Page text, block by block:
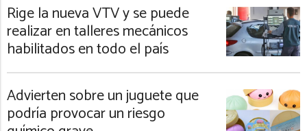
Rige la nueva VTV y se puede
realizar en talleres mecánicos
habilitados en todo el país
Advierten sobre un juguete que
podría provocar un riesgo